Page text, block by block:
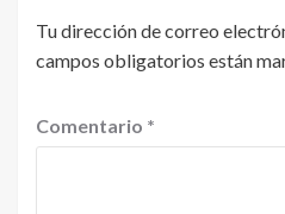
Tu dirección de correo
campos obligatorios están
Comentario *